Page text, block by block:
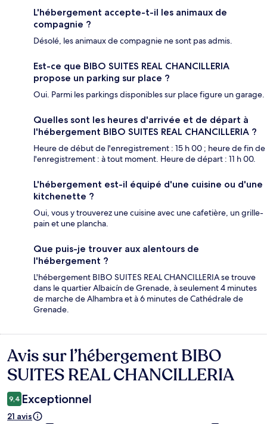
L'hébergement accepte-t-il les animaux de
compagnie ?
Désolé, les animaux de compagnie ne sont pas admis.
Est-ce que BIBO SUITES REAL CHANCILLERIA
propose un parking sur place ?
Oui. Parmi les parkings disponibles sur place figure un garage.
Quelles sont les heures d'arrivée et de départ à
l'hébergement BIBO SUITES REAL CHANCILLERIA ?
Heure de début de l'enregistrement : 15 h 00 ; heure de fin de
l'enregistrement : à tout moment. Heure de départ : 11 h 00.
L'hébergement est-il équipé d'une cuisine ou d'une
kitchenette ?
Oui, vous y trouverez une cuisine avec une cafetière, un grille-
pain et une plancha.
Que puis-je trouver aux alentours de
l'hébergement ?
L'hébergement BIBO SUITES REAL CHANCILLERIA se trouve
dans le quartier Albaicín de Grenade, à seulement 4 minutes
de marche de Alhambra et à 6 minutes de Cathédrale de
Grenade.
Avis
Avis sur l’hébergement BIBO
SUITES REAL CHANCILLERIA
9,4 Exceptionnel
21 avis